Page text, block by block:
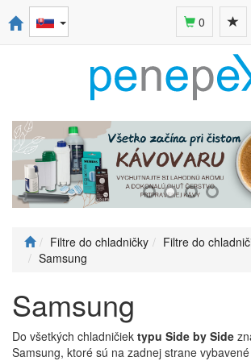
0
Filtre do chladničky
Filtre do
Samsung
Samsung
Do všetkých chladničiek typu Side by Side
Samsung, ktoré sú na zadnej strane vybavené